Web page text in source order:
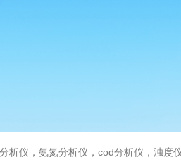
析仪，氨氮分析仪，cod分析仪，浊度